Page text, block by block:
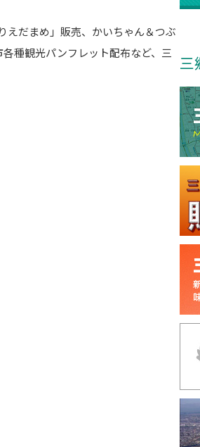
えだまめ」販売、かいちゃん＆つぶ
種観光パンフレット配布など、三
三